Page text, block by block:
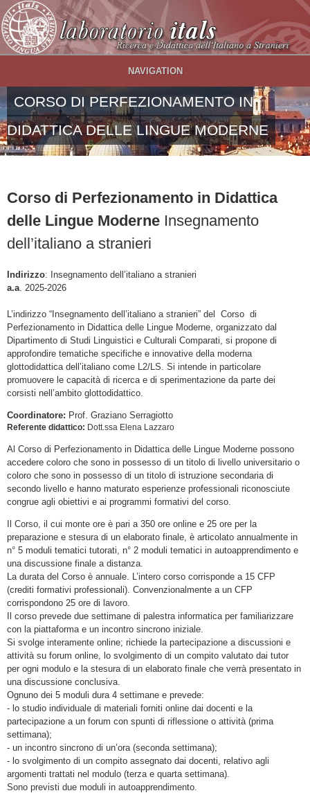
Salta al contenuto principale
NAVIGATION
CORSO DI PERFEZIONAMENTO IN
DIDATTICA DELLE LINGUE MODERNE
Corso di Perfezionamento in Didattica
delle Lingue Moderne Insegnamento
dell’italiano a stranieri
Indirizzo: Insegnamento dell’italiano a stranieri
a.a . 2025-2026
L’indirizzo “Insegnamento dell’italiano a stranieri” del Corso di
Perfezionamento in Didattica delle Lingue Moderne, organizzato dal
Dipartimento di Studi Linguistici e Culturali Comparati, si propone di
approfondire tematiche specifiche e innovative della moderna
glottodidattica dell’italiano come L2/LS. Si intende in particolare
promuovere le capacità di ricerca e di sperimentazione da parte dei
corsisti nell’ambito glottodidattico.
Coordinatore: Prof. Graziano Serragiotto
Referente didattico: Dott.ssa Elena Lazzaro
Al Corso di Perfezionamento in Didattica delle Lingue Moderne possono
accedere coloro che sono in possesso di un titolo di livello universitario o
coloro che sono in possesso di un titolo di istruzione secondaria di
secondo livello e hanno maturato esperienze professionali riconosciute
congrue agli obiettivi e ai programmi formativi del corso.
Il Corso, il cui monte ore è pari a 350 ore online e 25 ore per la
preparazione e stesura di un elaborato finale, è articolato annualmente in
n° 5 moduli tematici tutorati, n° 2 moduli tematici in autoapprendimento e
una discussione finale a distanza.
La durata del Corso è annuale. L’intero corso corrisponde a 15 CFP
(crediti formativi professionali). Convenzionalmente a un CFP
corrispondono 25 ore di lavoro.
Il corso prevede due settimane di palestra informatica per familiarizzare
con la piattaforma e un incontro sincrono iniziale.
Si svolge interamente online; richiede la partecipazione a discussioni e
attività su forum online, lo svolgimento di un compito valutato dai tutor
per ogni modulo e la stesura di un elaborato finale che verrà presentato in
una discussione conclusiva.
Ognuno dei 5 moduli dura 4 settimane e prevede:
- lo studio individuale di materiali forniti online dai docenti e la
partecipazione a un forum con spunti di riflessione o attività (prima
settimana);
- un incontro sincrono di un’ora (seconda settimana);
- lo svolgimento di un compito assegnato dai docenti, relativo agli
argomenti trattati nel modulo (terza e quarta settimana).
Sono previsti due moduli in autoapprendimento.